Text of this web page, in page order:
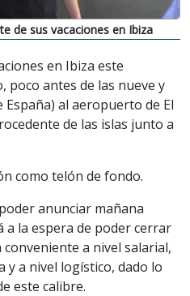
de sus vacaciones en Ibiza
en Ibiza este
poco antes de las nueve y
España) al aeropuerto de El
de las islas junto a
como telón de fondo.
anunciar mañana
a la espera de poder cerrar
a nivel salarial,
y a nivel logístico, dado lo
este calibre.